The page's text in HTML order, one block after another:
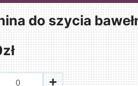
do szycia